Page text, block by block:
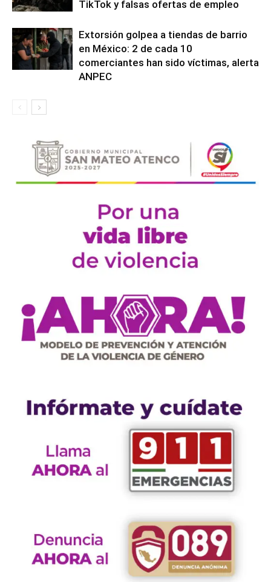
TikTok y falsas ofertas de empleo
Extorsión golpea a tiendas de barrio
en México: 2 de cada 10
comerciantes han sido víctimas, alerta
ANPEC